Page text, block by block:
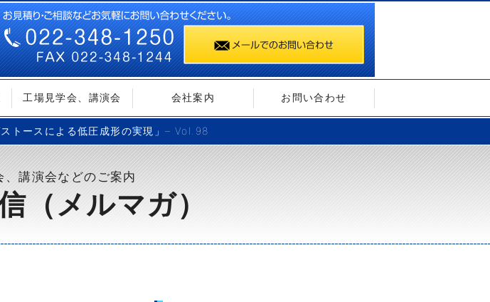
工場見学会、講演会 会社案内 お問い合わせ
トースによる低圧成形の実現」– Vol.98
講演会などのご案内
（メルマガ）